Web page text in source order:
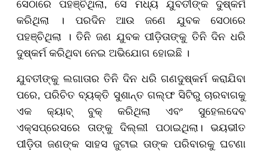
ସେଠାରେ ପହଞ୍ଚିଥିଲା, ସେ ମଧ୍ୟ ଯୁବତୀଙ୍କ ଦୁଷ୍କର୍ମ
କରିଥିଲା । ପରଦିନ ଆଉ ଜଣେ ଯୁବକ ସେଠାରେ
ପହଞ୍ଚିଥିଲା । ତିନି ଜଣ ଯୁବକ ପୀଡ଼ିତାଙ୍କୁ ତିନି ଦିନ ଧରି
ଦୁଷ୍କର୍ମ କରିଥିବା ନେଇ ଅଭିଯୋଗ ହୋଇଛି ।
ଯୁବତୀଙ୍କୁ ଲଗାତାର ତିନି ଦିନ ଧରି ଗଣଦୁଷ୍କର୍ମ କରାଯିବା
ପରେ, ପରିଚିତ ବ୍ୟକ୍ତି ସୁଶାନ୍ତ ଗଲ୍ଫ ସିଟିରୁ ଚାରବାଗକୁ
ଏକ କ୍ୟାବ୍ ବୁକ୍ କରିଥିଲା ଏବଂ ସୁହେଲଦେବ
ଏକ୍ସପ୍ରେସରେ ତାଙ୍କୁ ଦିଲ୍ଲୀ ପଠାଇଥିଲା। ଭୟଭୀତ
ପୀଡ଼ିତା ଜଣଙ୍କ ସାହସ ଜୁଟାଇ ତାଙ୍କ ପରିବାରକୁ ଘଟଣା